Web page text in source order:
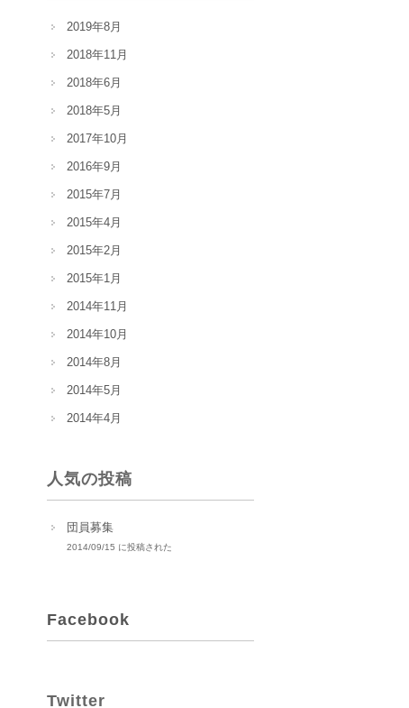
2019年8月
2018年11月
2018年6月
2018年5月
2017年10月
2016年9月
2015年7月
2015年4月
2015年2月
2015年1月
2014年11月
2014年10月
2014年8月
2014年5月
2014年4月
人気の投稿
団員募集
2014/09/15 に投稿された
Facebook
Twitter